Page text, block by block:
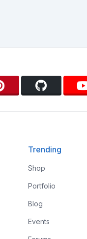
Trending
Shop
Portfolio
Blog
Events